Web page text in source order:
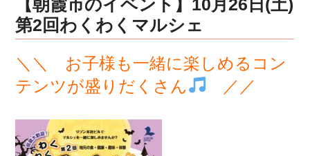
第2回わくわくマルシェ
＼＼ お子様も一緒に楽しめるコン
テンツが盛りだくさん ／／